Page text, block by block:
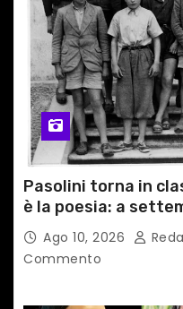
Pasolini torna in
è la poesia: a
(Pn) l’originale
scuole medie e
Ago 10, 2026
Commento